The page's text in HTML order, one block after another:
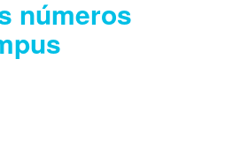
números